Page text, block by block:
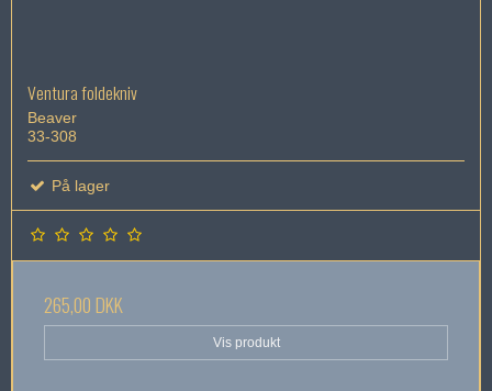
Ventura foldekniv
Beaver
33-308
På lager
265,00 DKK
Vis produkt